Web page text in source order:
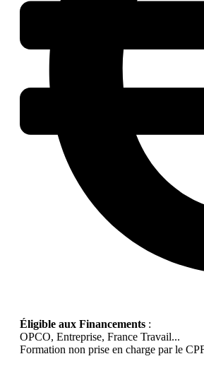
Éligible aux Financements :
OPCO, Entreprise, France Travail...
Formation non prise en charge par le